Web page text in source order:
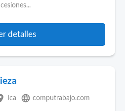
detalles
Ica language computrabajo.com